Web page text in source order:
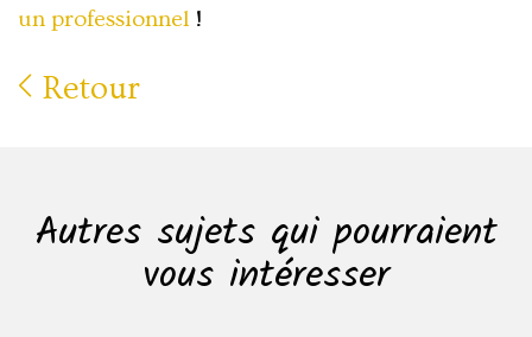
un professionnel !
Retour
Autres sujets qui pourraient
vous intéresser